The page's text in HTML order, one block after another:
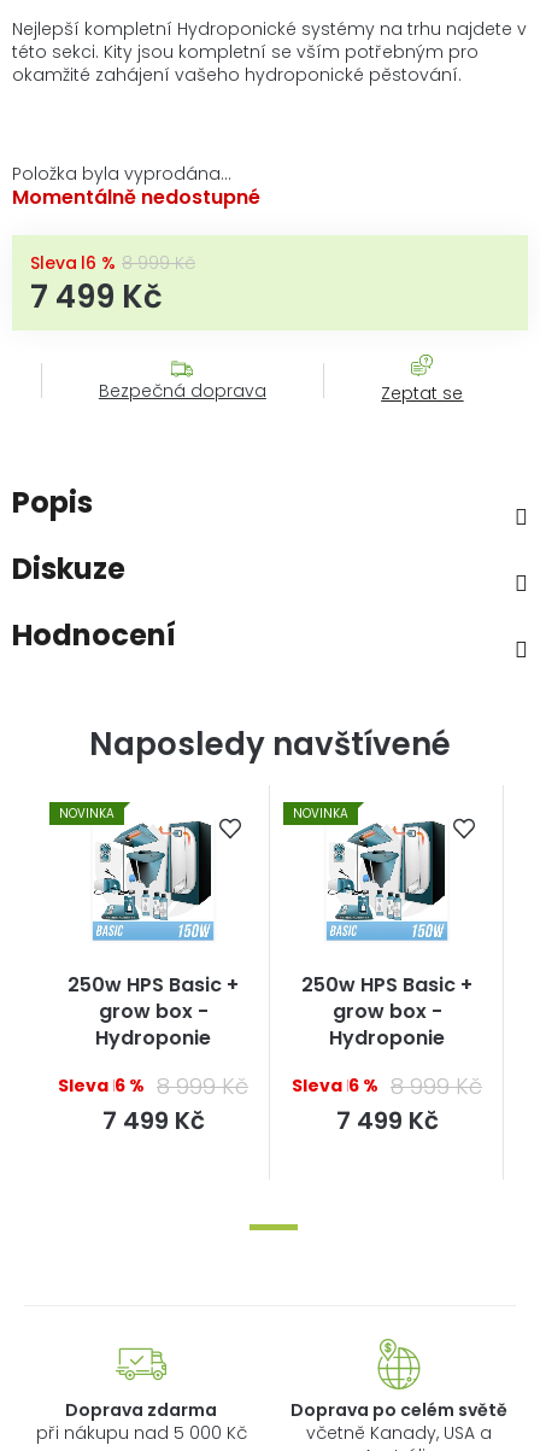
Nejlepší kompletní Hydroponické systémy na trhu najdete v
této sekci. Kity jsou kompletní se vším potřebným pro
okamžité zahájení vašeho hydroponické pěstování.
Položka byla vyprodána…
Momentálně nedostupné
8 999 Kč
–16 %
7 499 Kč
Bezpečná doprava Zeptat se
Popis
Diskuze
Hodnocení
Naposledy navštívené
NOVINKA
250w HPS Basic +
grow box -
Hydroponie
–16 % 8 999 Kč
7 499 Kčcena:
NOVINKA
250w HPS Basic +
grow box -
Hydroponie
–16 % 8 999 Kč
7 499 Kčcena:
Doprava zdarma
při nákupu nad 5 000 Kč
Doprava po celém světě
včetně Kanady, USA a